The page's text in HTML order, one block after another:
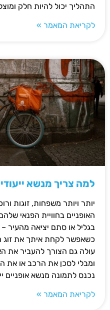
התהליך יכול להיות חלק
לקריאת המאמר »
למה צריך מנשא
יותר ויותר משפחות, זוגות
האופניים בחוויית הפנאי
בגליל או סתם יציאה מהעיר
כשאפשר לקחת איתך את זוג
עולה גם הצורך להעביר את
ומבלי לסכן את הרכב או את
נכנס לתמונה מנשא אופניים
לקריאת המאמר »